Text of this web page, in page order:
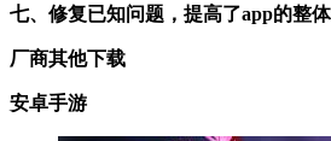
七、修复已知问题，提高了app的整体
厂商其他下载
安卓手游